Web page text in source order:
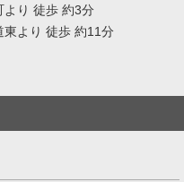
より 徒歩 約3分
東より 徒歩 約11分